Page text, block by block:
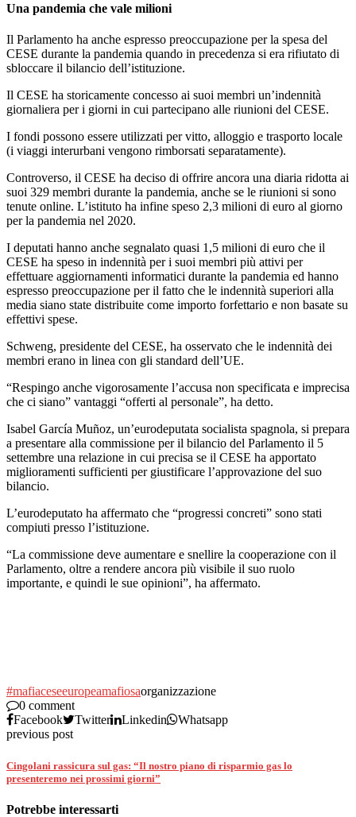
Una pandemia che vale milioni
Il Parlamento ha anche espresso preoccupazione per la spesa del
CESE durante la pandemia quando in precedenza si era rifiutato di
sbloccare il bilancio dell’istituzione.
Il CESE ha storicamente concesso ai suoi membri un’indennità
giornaliera per i giorni in cui partecipano alle riunioni del CESE.
I fondi possono essere utilizzati per vitto, alloggio e trasporto locale
(i viaggi interurbani vengono rimborsati separatamente).
Controverso, il CESE ha deciso di offrire ancora una diaria ridotta ai
suoi 329 membri durante la pandemia, anche se le riunioni si sono
tenute online. L’istituto ha infine speso 2,3 milioni di euro al giorno
per la pandemia nel 2020.
I deputati hanno anche segnalato quasi 1,5 milioni di euro che il
CESE ha speso in indennità per i suoi membri più attivi per
effettuare aggiornamenti informatici durante la pandemia ed hanno
espresso preoccupazione per il fatto che le indennità superiori alla
media siano state distribuite come importo forfettario e non basate su
effettivi spese.
Schweng, presidente del CESE, ha osservato che le indennità dei
membri erano in linea con gli standard dell’UE.
“Respingo anche vigorosamente l’accusa non specificata e imprecisa
che ci siano” vantaggi “offerti al personale”, ha detto.
Isabel García Muñoz, un’eurodeputata socialista spagnola, si prepara
a presentare alla commissione per il bilancio del Parlamento il 5
settembre una relazione in cui precisa se il CESE ha apportato
miglioramenti sufficienti per giustificare l’approvazione del suo
bilancio.
L’eurodeputato ha affermato che “progressi concreti” sono stati
compiuti presso l’istituzione.
“La commissione deve aumentare e snellire la cooperazione con il
Parlamento, oltre a rendere ancora più visibile il suo ruolo
importante, e quindi le sue opinioni”, ha affermato.
#mafiaceseeuropeamafiosaorganizzazione
0 comment
Facebook
Twitter Linkedin
Whatsapp
previous post
Cingolani rassicura sul gas: “Il nostro piano di risparmio gas lo
presenteremo nei prossimi giorni”
Potrebbe interessarti